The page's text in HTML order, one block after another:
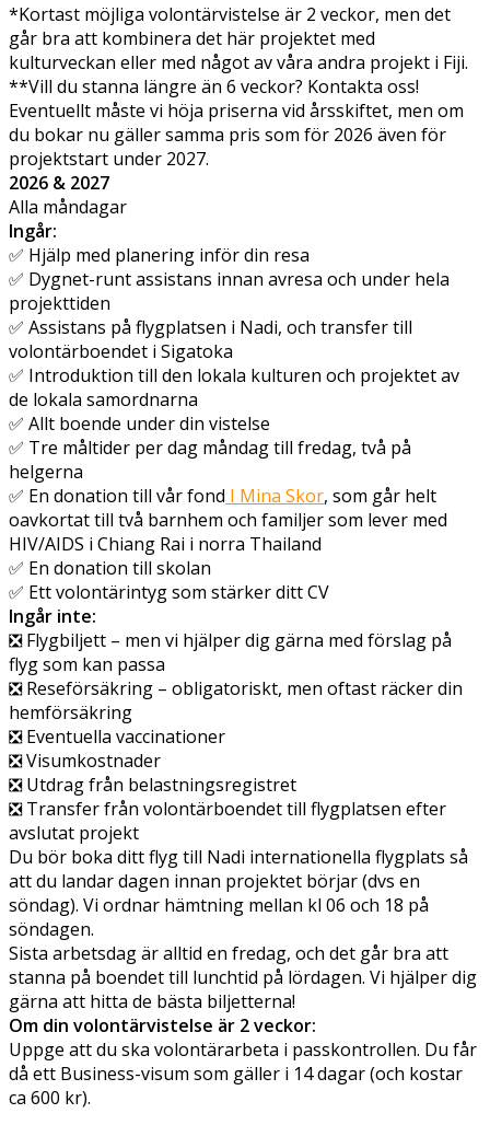
*Kortast möjliga volontärvistelse är 2 veckor, men det
går bra att kombinera det här projektet med
kulturveckan eller med något av våra andra projekt i Fiji.
**Vill du stanna längre än 6 veckor? Kontakta oss!
Eventuellt måste vi höja priserna vid årsskiftet, men om
du bokar nu gäller samma pris som för 2026 även för
projektstart under 2027.
2026 & 2027
Alla måndagar
Ingår:
✅ Hjälp med planering inför din resa
✅ Dygnet-runt assistans innan avresa och under hela
projekttiden
✅ Assistans på flygplatsen i Nadi, och transfer till
volontärboendet i Sigatoka
✅ Introduktion till den lokala kulturen och projektet av
de lokala samordnarna
✅ Allt boende under din vistelse
✅ Tre måltider per dag måndag till fredag, två på
helgerna
✅ En donation till vår fond I Mina Skor, som går helt
oavkortat till två barnhem och familjer som lever med
HIV/AIDS i Chiang Rai i norra Thailand
✅ En donation till skolan
✅ Ett volontärintyg som stärker ditt CV
Ingår inte:
❎ Flygbiljett – men vi hjälper dig gärna med förslag på
flyg som kan passa
❎ Reseförsäkring – obligatoriskt, men oftast räcker din
hemförsäkring
❎ Eventuella vaccinationer
❎ Visumkostnader
❎ Utdrag från belastningsregistret
❎ Transfer från volontärboendet till flygplatsen efter
avslutat projekt
Du bör boka ditt flyg till Nadi internationella flygplats så
att du landar dagen innan projektet börjar (dvs en
söndag). Vi ordnar hämtning mellan kl 06 och 18 på
söndagen.
Sista arbetsdag är alltid en fredag, och det går bra att
stanna på boendet till lunchtid på lördagen. Vi hjälper dig
gärna att hitta de bästa biljetterna!
Om din volontärvistelse är 2 veckor:
Uppge att du ska volontärarbeta i passkontrollen. Du får
då ett Business-visum som gäller i 14 dagar (och kostar
ca 600 kr).